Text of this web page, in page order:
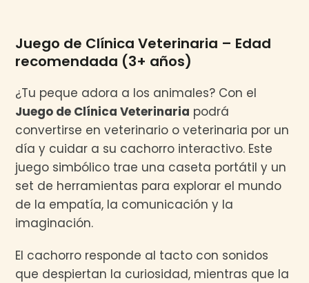
Juego de Clínica Veterinaria – Edad
recomendada (3+ años)
¿Tu peque adora a los animales? Con el
Juego de Clínica Veterinaria podrá
convertirse en veterinario o veterinaria por un
día y cuidar a su cachorro interactivo. Este
juego simbólico trae una caseta portátil y un
set de herramientas para explorar el mundo
de la empatía, la comunicación y la
imaginación.
El cachorro responde al tacto con sonidos
que despiertan la curiosidad, mientras que la